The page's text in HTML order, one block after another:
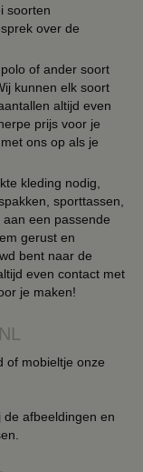
soorten
over de
of ander soort
kunnen elk soort
altijd even
prijs voor je
ons op als je
kleding nodig,
sporttassen,
een passende
gerust en
bent naar de
even contact met
je maken!
of mobieltje onze
afbeeldingen en